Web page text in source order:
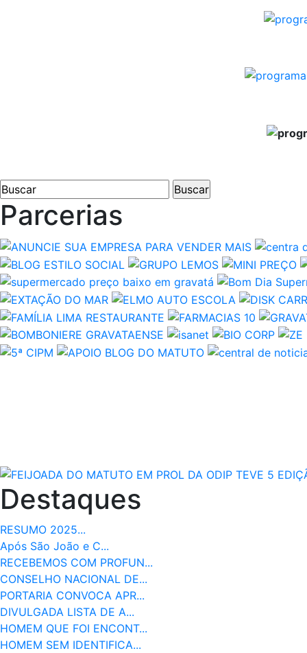
Parcerias
Destaques
RESUMO 2025...
Após São João e C...
RECEBEMOS COM PROFUN...
CONSELHO NACIONAL DE...
PORTARIA CONVOCA APR...
DIVULGADA LISTA DE A...
HOMEM QUE FOI ENCONT...
HOMEM SEM IDENTIFICA...